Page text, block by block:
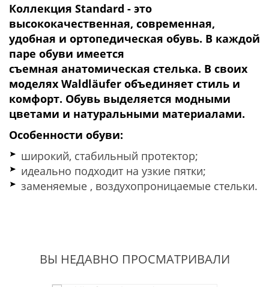
Коллекция Standard - это
высококачественная, современная,
удобная и ортопедическая обувь. В каждой
паре обуви имеется
съемная анатомическая стелька. В своих
моделях Waldläufer объединяет стиль и
комфорт. Обувь выделяется модными
цветами и натуральными материалами.
Особенности обуви:
широкий, стабильный протектор;
идеально подходит на узкие пятки;
заменяемые , воздухопроницаемые стельки.
ВЫ НЕДАВНО ПРОСМАТРИВАЛИ